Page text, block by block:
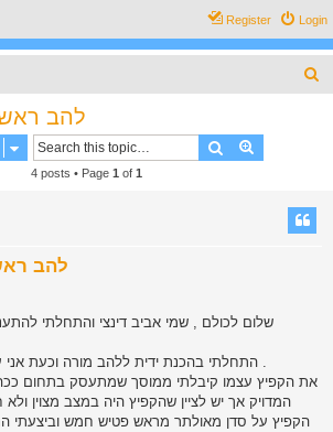
Login
Register
להב
Search
4 posts • Page 1 of 1
להב
שלום לכולם , שמי אביב דינצי והתחלתי
התחלתי בהכנת ידית ללהב מורה וכעת אני עובד על להב מקפיץ עלה .
את הקפיץ עצמו קיבלתי ממוסך שמתעסק בתחום
המדויק אך יש לציין שהקפיץ היה במצב מצוין
הקפיץ על סדן מאולתר מראש פטיש חמש וביצעתי